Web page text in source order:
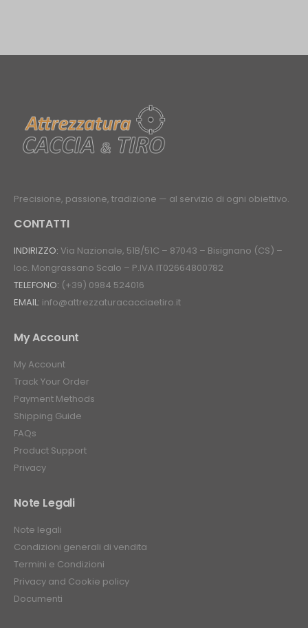
Precisione, passione, tradizione — al servizio di ogni obiettivo.
CONTATTI
INDIRIZZO: Via Nazionale, 51B/51C – 87043 – Bisignano (CS) –
loc. Mongrassano Scalo – P.IVA IT02664800782
TELEFONO: (+39) 0984 524016
EMAIL: info@attrezzaturacacciaetiro.it
My Account
My Account
Track Your Order
Payment Methods
Shipping Guide
FAQs
Product Support
Privacy
Note Legali
Note legali
Condizioni generali di vendita
Termini e Condizioni
Privacy and Cookie policy
Documenti